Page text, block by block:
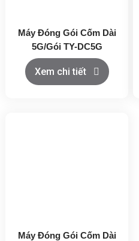
Máy Đóng Gói Cốm Dài
5G/Gói TY-DC5G
Xem chi tiết
Máy Đóng Gói Cốm Dài